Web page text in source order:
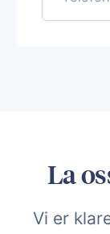
La
Vi er